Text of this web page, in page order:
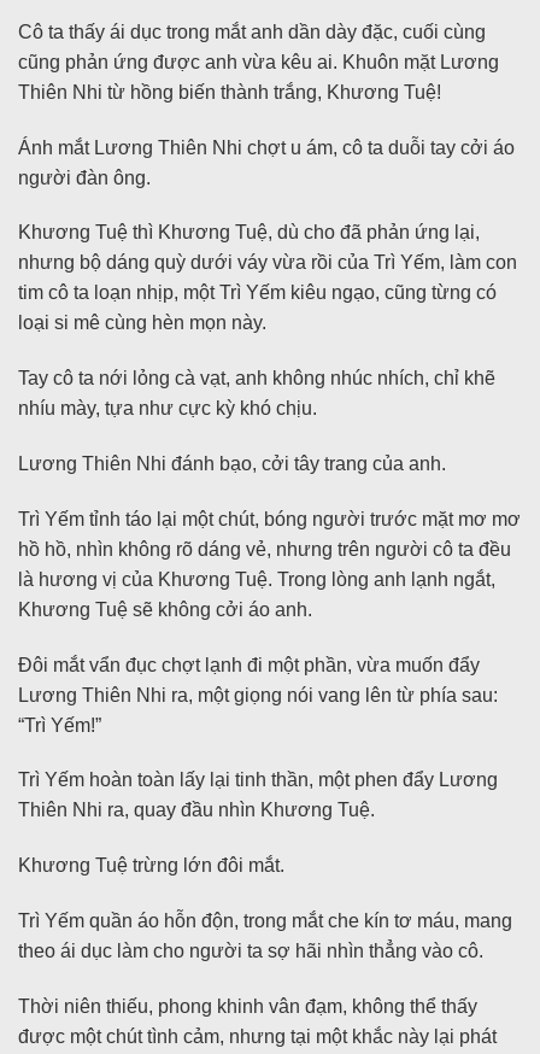
Cô ta thấy ái dục trong mắt anh dần dày đặc, cuối cùng
cũng phản ứng được anh vừa kêu ai. Khuôn mặt Lương
Thiên Nhi từ hồng biến thành trắng, Khương Tuệ!
Ánh mắt Lương Thiên Nhi chợt u ám, cô ta duỗi tay cởi áo
người đàn ông.
Khương Tuệ thì Khương Tuệ, dù cho đã phản ứng lại,
nhưng bộ dáng quỳ dưới váy vừa rồi của Trì Yếm, làm con
tim cô ta loạn nhịp, một Trì Yếm kiêu ngạo, cũng từng có
loại si mê cùng hèn mọn này.
Tay cô ta nới lỏng cà vạt, anh không nhúc nhích, chỉ khẽ
nhíu mày, tựa như cực kỳ khó chịu.
Lương Thiên Nhi đánh bạo, cởi tây trang của anh.
Trì Yếm tỉnh táo lại một chút, bóng người trước mặt mơ mơ
hồ hồ, nhìn không rõ dáng vẻ, nhưng trên người cô ta đều
là hương vị của Khương Tuệ. Trong lòng anh lạnh ngắt,
Khương Tuệ sẽ không cởi áo anh.
Đôi mắt vẩn đục chợt lạnh đi một phần, vừa muốn đẩy
Lương Thiên Nhi ra, một giọng nói vang lên từ phía sau:
“Trì Yếm!”
Trì Yếm hoàn toàn lấy lại tinh thần, một phen đẩy Lương
Thiên Nhi ra, quay đầu nhìn Khương Tuệ.
Khương Tuệ trừng lớn đôi mắt.
Trì Yếm quần áo hỗn độn, trong mắt che kín tơ máu, mang
theo ái dục làm cho người ta sợ hãi nhìn thẳng vào cô.
Thời niên thiếu, phong khinh vân đạm, không thể thấy
được một chút tình cảm, nhưng tại một khắc này lại phát